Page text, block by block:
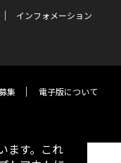
インフォメーション
集 電子版について
ます。これ